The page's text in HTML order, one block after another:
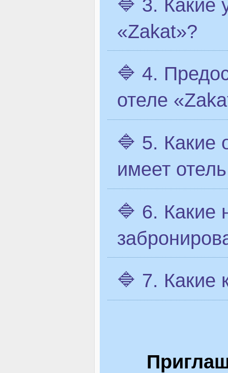
🔷 3. Какие
«Zakat»?
🔷 4.
отеле
🔷 5. Какие
имеет
🔷 6. Какие
🔷 7. Какие